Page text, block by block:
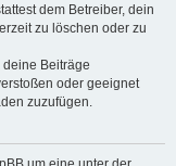
dem Betreiber, dein
zu löschen oder zu
Beiträge
oder geeignet
zuzufügen.